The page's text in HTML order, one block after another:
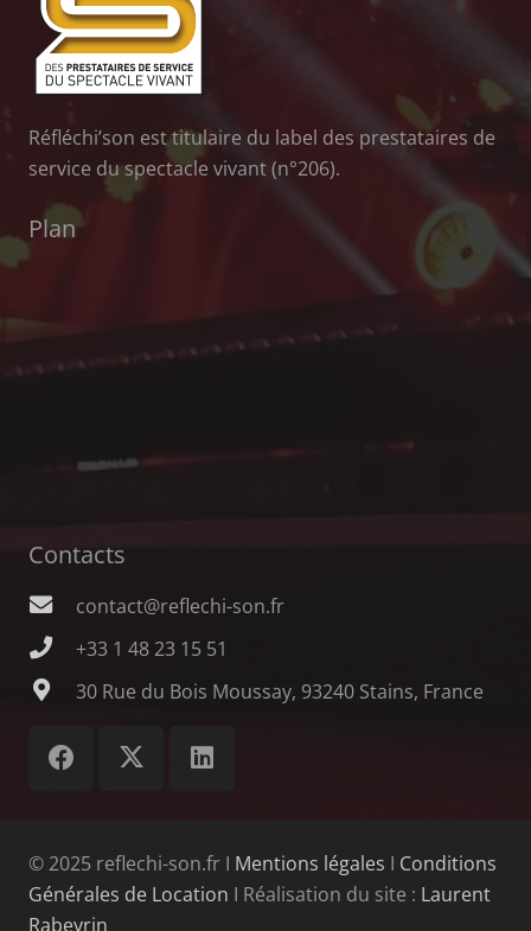
Réfléchi’son est titulaire du label des prestataires de
service du spectacle vivant (n°206).
Plan
Contacts
contact@reflechi-son.fr
+33 1 48 23 15 51
30 Rue du Bois Moussay, 93240 Stains, France
© 2025 reflechi-son.fr Ι Mentions légales Ι Conditions
Générales de Location Ι Réalisation du site : Laurent
Rabeyrin